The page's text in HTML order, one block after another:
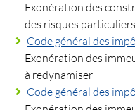
Exonération des
des risques particuliers
Code général des
Exonération des
à redynamiser
Code général des